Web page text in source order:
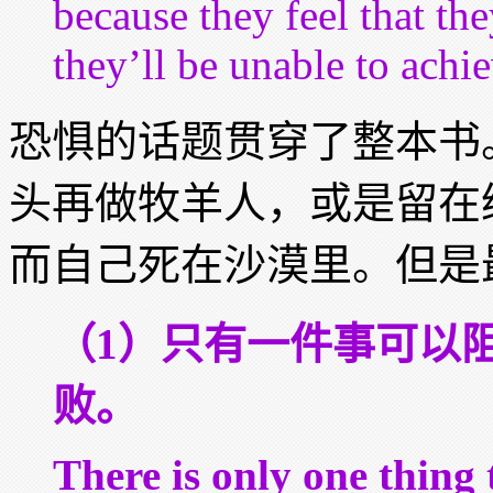
because they feel that
they’ll be unable to
恐惧的话题贯穿了整本
头再做牧羊人，或是留
而自己死在沙漠里。但
（1）只有一件事可
败。
There is only one thing